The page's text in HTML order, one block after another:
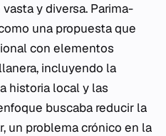
y diversa. Parima-
una propuesta que
con elementos
incluyendo la
historia local y las
buscaba reducir la
un problema crónico en la